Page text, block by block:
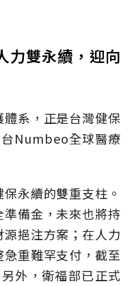
力雙永續，迎向
系，正是台灣健保
Numbeo全球醫療
永續的雙重支柱。
備金，未來也將持
挹注方案；在人力
重難罕支付，截至
外，衛福部已正式